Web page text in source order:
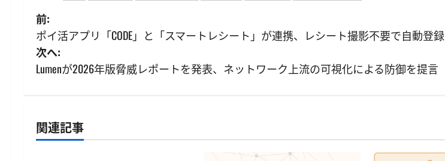
投
稿
ナ
ゲ
ー
前:
ポイ活アプリ「CODE」と「スマートレシート」が連携、レシート撮影不要で自動登録
次へ:
Lumenが2026年版脅威レポートを発表、ネットワーク上流の可視化による防御を提言
関連記事
デジタル資産